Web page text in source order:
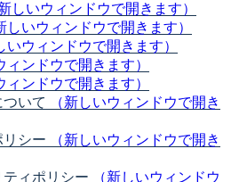
新しいウィンドウで開きます）
しいウィンドウで開きます）
いウィンドウで開きます）
ィンドウで開きます）
ィンドウで開きます）
いて
（新しいウィンドウで開き
シー
（新しいウィンドウで開き
ィポリシー
（新しいウィンドウ